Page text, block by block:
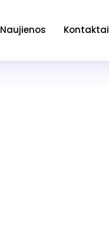
Naujienos Kontaktai